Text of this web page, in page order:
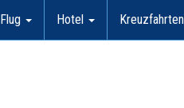
Flug Hotel Kreuzfahrten